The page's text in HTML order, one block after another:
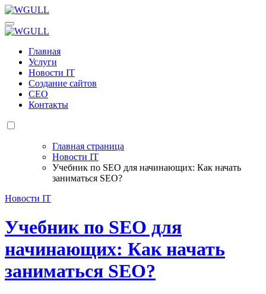
Перейти
к
содержанию
WGULL
Белая чайка - создание и продвижение сайтов
Белая чайка - создание и продвижение сайтов
Главная
Услуги
Новости IT
Создание сайтов
СЕО
Контакты
Главная страница
Новости IT
Учебник по SEO для начинающих: Как начать
заниматься SEO?
Новости IT
Учебник по SEO для
начинающих: Как начать
заниматься SEO?